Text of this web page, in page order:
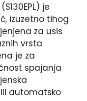
je
izuzetno tihog
za usis
vrsta
je za
spajanja
automatsko